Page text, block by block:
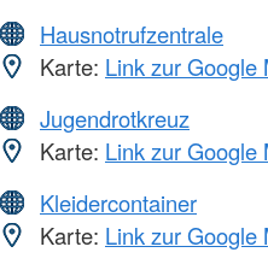
Hausnotrufzentrale
Karte: Link zur Google
Jugendrotkreuz
Karte: Link zur Google
Kleidercontainer
Karte: Link zur Google